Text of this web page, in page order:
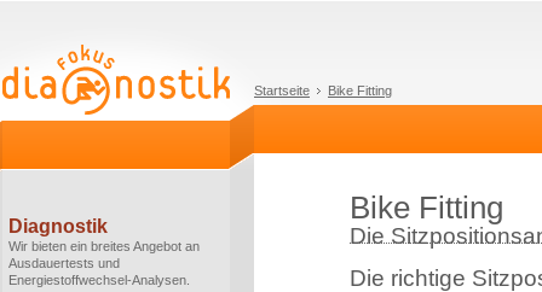
Startseite Bike Fitting
Diagnostik
Wir bieten ein breites Angebot an
Ausdauertests und
Energiestoffwechsel-Analysen.
Bike Fitting
Die
Die richtige